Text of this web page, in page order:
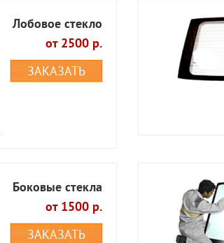
Лобовое стекло
от 2500 р.
ЗАКАЗАТЬ
Боковые стекла
от 1500 р.
ЗАКАЗАТЬ